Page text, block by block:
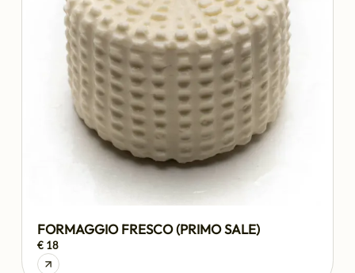
FORMAGGIO FRESCO (PRIMO SALE)
€ 18